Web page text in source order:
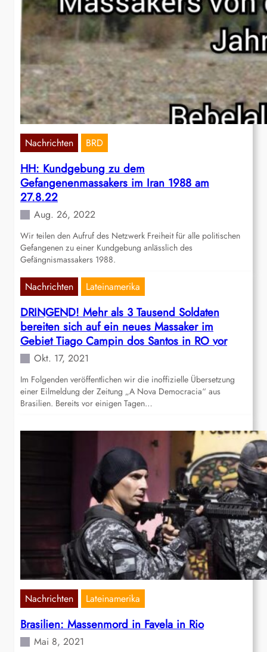
Nachrichten BRD
HH: Kundgebung zu dem
Gefangenenmassakers im Iran 1988 am
27.8.22
Aug. 26, 2022
Wir teilen den Aufruf des Netzwerk Freiheit für alle politischen
Gefangenen zu einer Kundgebung anlässlich des
Gefängnismassakers 1988.
Nachrichten Lateinamerika
DRINGEND! Mehr als 3 Tausend Soldaten
bereiten sich auf ein neues Massaker im
Gebiet Tiago Campin dos Santos in RO vor
Okt. 17, 2021
Im Folgenden veröffentlichen wir die inoffizielle Übersetzung
einer Eilmeldung der Zeitung „A Nova Democracia“ aus
Brasilien. Bereits vor einigen Tagen…
Nachrichten Lateinamerika
Brasilien: Massenmord in Favela in Rio
Mai 8, 2021